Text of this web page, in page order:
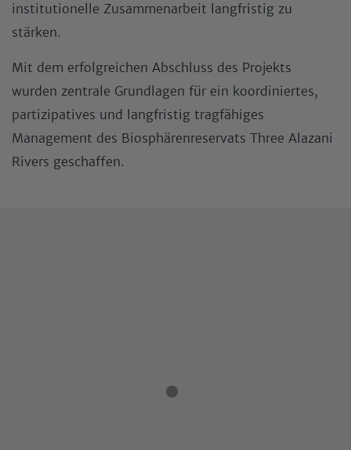
institutionelle Zusammenarbeit langfristig zu
stärken.
Mit dem erfolgreichen Abschluss des Projekts
wurden zentrale Grundlagen für ein koordiniertes,
partizipatives und langfristig tragfähiges
Management des Biosphärenreservats Three Alazani
Rivers geschaffen.